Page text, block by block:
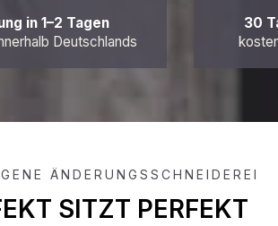
in 1–2 Tagen
Deutschlands
30
ÄNDERUNGSSCHNEIDEREI
SITZT PERFEKT